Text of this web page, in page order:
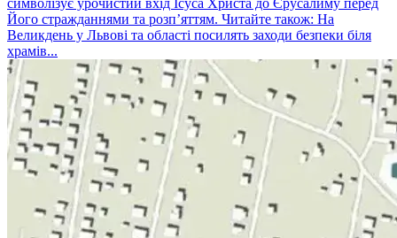
Його стражданнями та розп’яттям. Читайте також: На
Великдень у Львові та області посилять заходи безпеки біля
храмів...